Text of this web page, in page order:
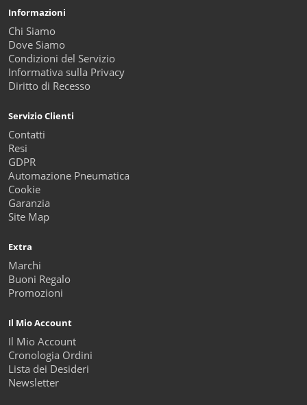
Informazioni
Chi Siamo
Dove Siamo
Condizioni del Servizio
Informativa sulla Privacy
Diritto di Recesso
Servizio Clienti
Contatti
Resi
GDPR
Automazione Pneumatica
Cookie
Garanzia
Site Map
Extra
Marchi
Buoni Regalo
Promozioni
Il Mio Account
Il Mio Account
Cronologia Ordini
Lista dei Desideri
Newsletter